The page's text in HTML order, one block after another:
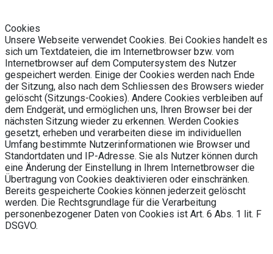
Cookies
Unsere Webseite verwendet Cookies. Bei Cookies handelt es
sich um Textdateien, die im Internetbrowser bzw. vom
Internetbrowser auf dem Computersystem des Nutzer
gespeichert werden. Einige der Cookies werden nach Ende
der Sitzung, also nach dem Schliessen des Browsers wieder
gelöscht (Sitzungs-Cookies). Andere Cookies verbleiben auf
dem Endgerät, und ermöglichen uns, Ihren Browser bei der
nächsten Sitzung wieder zu erkennen. Werden Cookies
gesetzt, erheben und verarbeiten diese im individuellen
Umfang bestimmte Nutzerinformationen wie Browser und
Standortdaten und IP-Adresse. Sie als Nutzer können durch
eine Änderung der Einstellung in Ihrem Internetbrowser die
Übertragung von Cookies deaktivieren oder einschränken.
Bereits gespeicherte Cookies können jederzeit gelöscht
werden. Die Rechtsgrundlage für die Verarbeitung
personenbezogener Daten von Cookies ist Art. 6 Abs. 1 lit. F
DSGVO.